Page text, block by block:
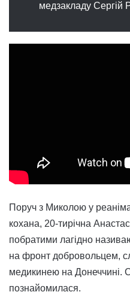
медзакладу Сергій
Поруч з Миколою у
кохана, 20-тирічна
побратими лагідно
на фронт добровольцем,
медикинею на Донеччині.
познайомилася.